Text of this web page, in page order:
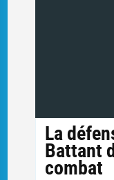
La
Battant
combat